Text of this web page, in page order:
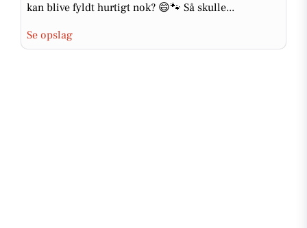
kan blive fyldt hurtigt nok? 😄🐾 Så skulle...
Se opslag